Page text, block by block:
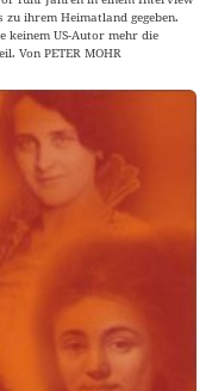
ihrem Heimatland gegeben.
US-Autor mehr die
Von PETER MOHR